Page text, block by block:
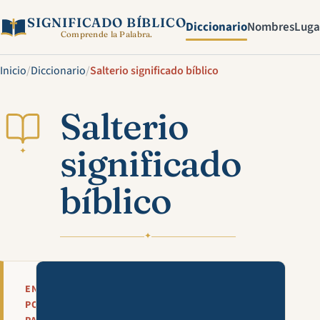
SIGNIFICADO BÍBLICO
Comprende la Palabra. DiccionarioNombres
Inicio/Diccionario/Salterio significado bíblico
✦
Salterio
significado
bíblico
✦
EN
POCAS
Mira esta explicación en